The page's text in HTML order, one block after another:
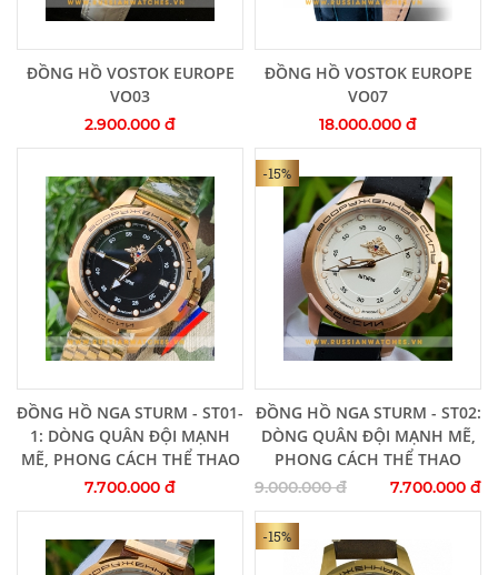
Thêm vào giỏ hàng
ĐỒNG HỒ VOSTOK EUROPE
VO03
2.900.000 đ
Thêm vào giỏ hàng
ĐỒNG HỒ VOSTOK EUROPE
VO07
18.000.000 đ
Thêm vào giỏ hàng
ĐỒNG HỒ NGA STURM - ST01-
1: DÒNG QUÂN ĐỘI MẠNH
MẼ, PHONG CÁCH THỂ THAO
7.700.000 đ
-15%
Thêm vào giỏ hàng
ĐỒNG HỒ NGA STURM - ST02:
DÒNG QUÂN ĐỘI MẠNH MẼ,
PHONG CÁCH THỂ THAO
9.000.000 đ 7.700.000 đ
-15%